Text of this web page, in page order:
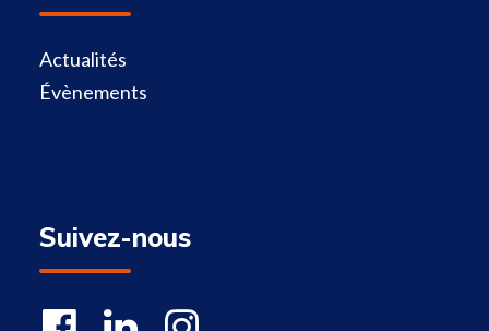
Actualités
Évènements
Suivez-nous